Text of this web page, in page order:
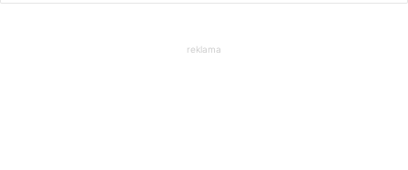
reklama